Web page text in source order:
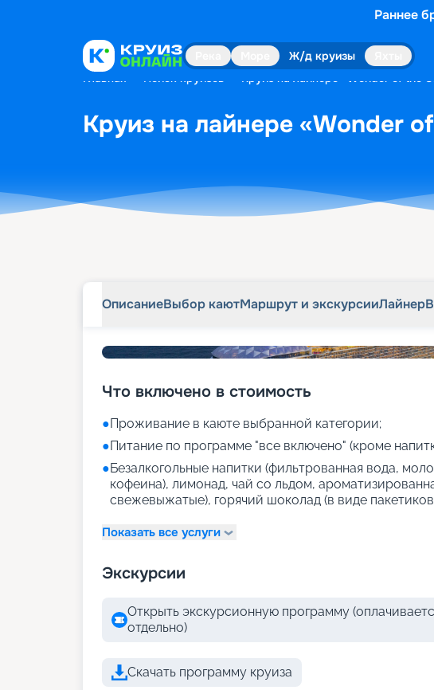
Раннее
Ж/д круизы
Главная Поиск круизов Круиз на лайнере «Wonder of the
Круиз на лайнере «Wonder
ОписаниеВыбор каютМаршрут и экскурсииЛайнер
Что включено в стоимость
●Проживание в каюте выбранной категории;
●Питание по программе "все включено" (кроме
●Безалкогольные напитки (фильтрованная вода,
кофеина), лимонад, чай со льдом,
свежевыжатые), горячий шоколад (в виде
Показать все услуги
Экскурсии
Открыть экскурсионную программу
отдельно)
Скачать программу круиза